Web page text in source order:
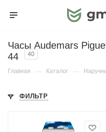
Часы Audemars
44
40
Главная — Каталог —
ФИЛЬТР